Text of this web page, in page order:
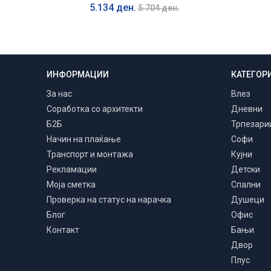
5.134 ден. 5.704 ден.
Транспорт и монтажа
ИНФОРМАЦИИ
За нас
Соработка со архитекти
Б2Б
Начин на плаќање
Транспорт и монтажа
Рекламации
Моја сметка
Проверка на статус на нарачка
Блог
Контакт
Влез
Дневни
Софи
Кујни
Детски
Спални
Душеци
Офис
Бањи
Двор
Плус